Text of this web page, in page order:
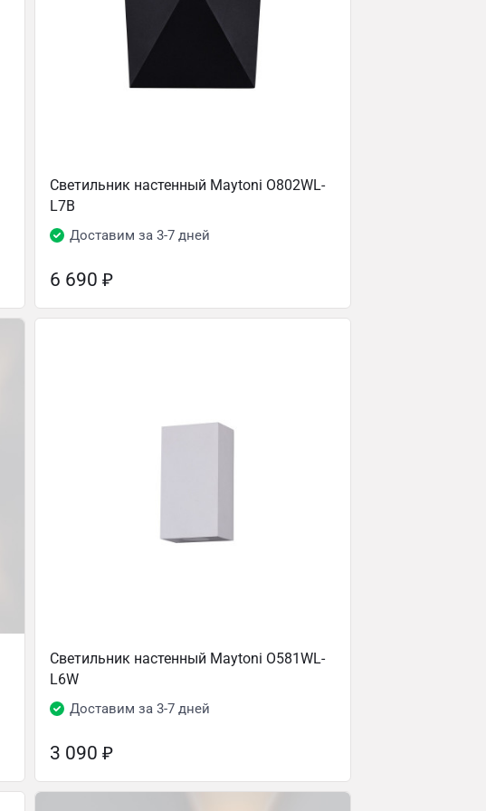
Светильник настенный Maytoni O802WL-
L7B
Доставим за 3-7 дней
6 690 ₽
Светильник настенный Maytoni O581WL-
L6W
Доставим за 3-7 дней
3 090 ₽